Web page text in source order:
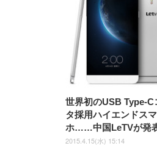
世界初のUSB Type-C
タ採用ハイエンドスマ
ホ……中国LeTVが発
2015.4.15(水) 15:14